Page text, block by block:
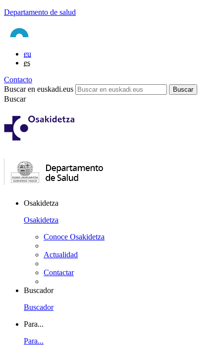
Departamento de salud
eu
es
Contacto
Buscar en euskadi.eus
Buscar
Osakidetza
Osakidetza
Conoce Osakidetza
Actualidad
Contactar
Buscador
Buscador
Para...
Para...